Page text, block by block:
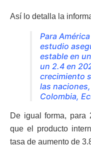
Así lo detalla la
Para
estudio
estable en
un 2.4 en
crecimiento
las
Colombia,
De igual forma, para
que el producto
tasa de aumento de